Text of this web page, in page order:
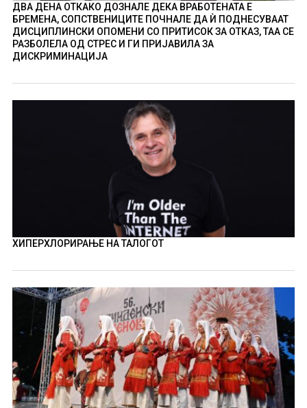
ДВА ДЕНА ОТКАКО ДОЗНАЛЕ ДЕКА ВРАБОТЕНАТА Е
БРЕМЕНА, СОПСТВЕНИЦИТЕ ПОЧНАЛЕ ДА Ѝ ПОДНЕСУВААТ
ДИСЦИПЛИНСКИ ОПОМЕНИ СО ПРИТИСОК ЗА ОТКАЗ, ТАА СЕ
РАЗБОЛЕЛА ОД СТРЕС И ГИ ПРИЈАВИЛА ЗА
ДИСКРИМИНАЦИЈА
ХИПЕРХЛОРИРАЊЕ НА ТАЛОГОТ